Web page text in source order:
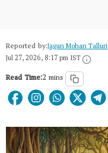
Reported by:Jagan Mohan Talluri
Jul 27, 2026, 8:17 pm IST
Read Time:2 mins